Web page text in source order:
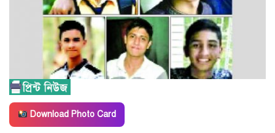
Download Photo Card